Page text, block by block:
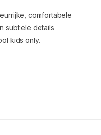
comfortabele
subtiele details
kids only.